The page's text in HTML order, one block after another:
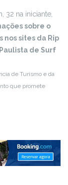
32 na iniciante,
sobre o
nos sites da Rip
de Surf
de Turismo e da
que promete